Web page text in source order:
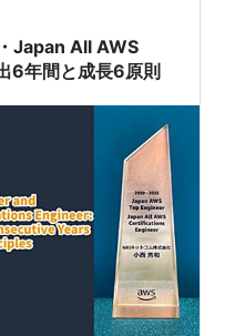
を効率化しま…
Japan All AWS
年間と成長6原則